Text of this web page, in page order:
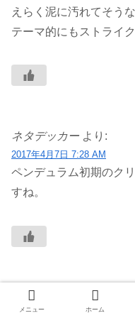
えらく泥に汚れてそう
テーマ的にもストライ
ネタデッカー より:
2017年4月7日 7:28 AM
ペンデュラム初期のク
すね。
匿名
2017年4月7日 8:51 AM
メニュー ホーム